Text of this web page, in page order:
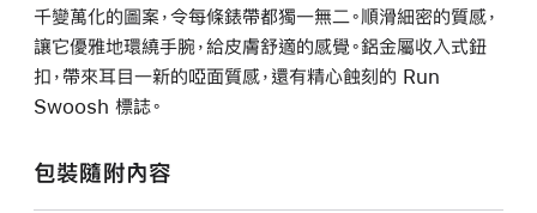
千變萬化的圖案，令每條錶帶都獨一無二。順滑細密的質感，
讓它優雅地環繞手腕，給皮膚舒適的感覺。鋁金屬收入式鈕
扣，帶來耳目一新的啞面質感，還有精心蝕刻的 Run
Swoosh 標誌。
包裝隨附內容